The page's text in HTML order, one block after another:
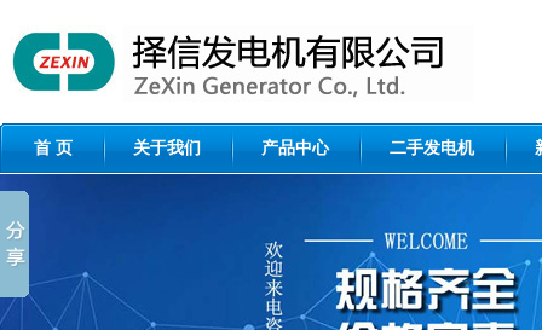
首 页 关于我们 产品中心 二手发电机